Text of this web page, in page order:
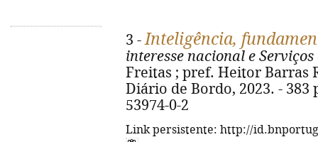
3 -Inteligência,
interesse nacional e
Freitas ; pref. Heitor Barras
Diário de Bordo, 2023. - 383
53974-0-2
Link persistente: http://